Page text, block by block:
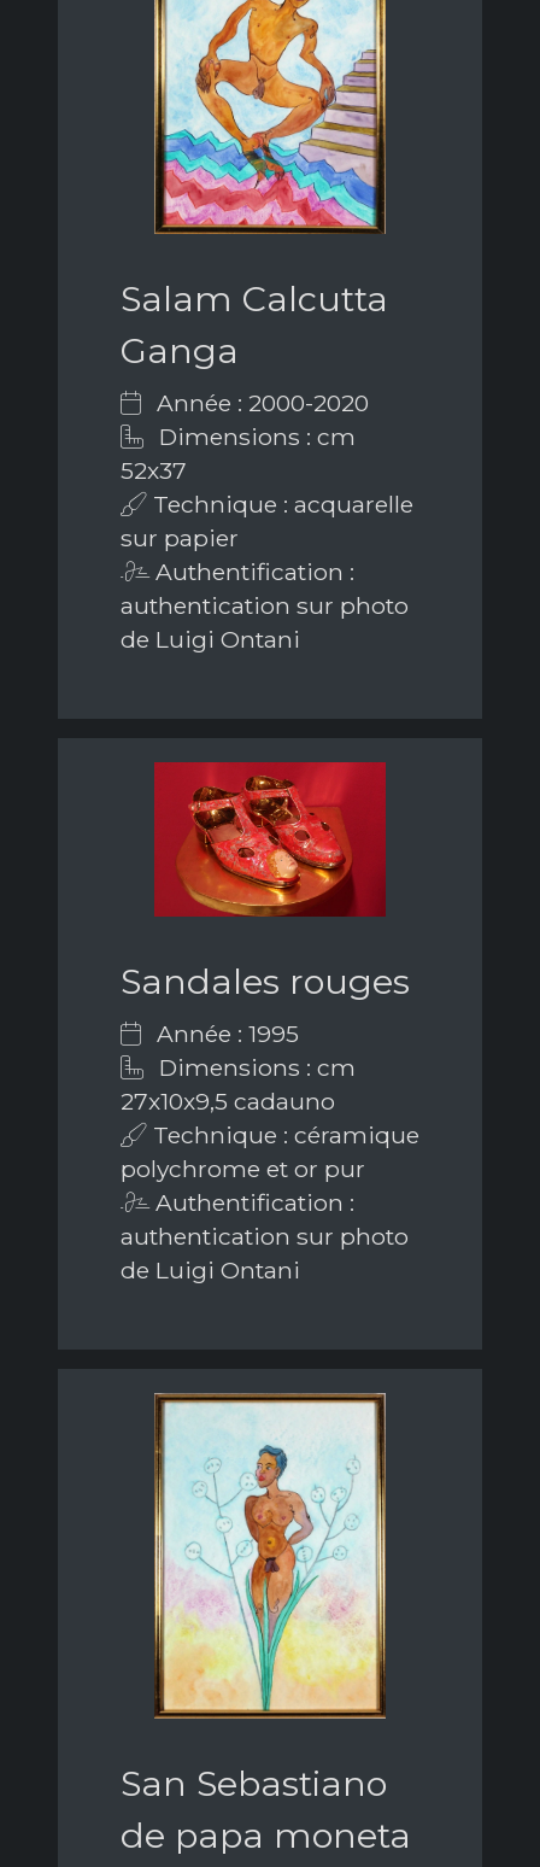
Salam Calcutta
Ganga
Année : 2000-2020
Dimensions : cm
52x37
Technique : acquarelle
sur papier
Authentification :
authentication sur photo
de Luigi Ontani
Sandales rouges
Année : 1995
Dimensions : cm
27x10x9,5 cadauno
Technique : céramique
polychrome et or pur
Authentification :
authentication sur photo
de Luigi Ontani
San Sebastiano
de papa moneta